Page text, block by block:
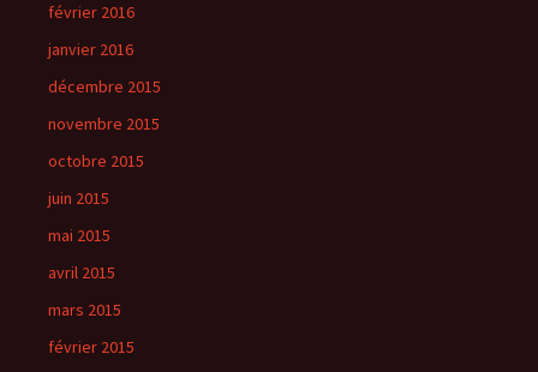
février 2016
janvier 2016
décembre 2015
novembre 2015
octobre 2015
juin 2015
mai 2015
avril 2015
mars 2015
février 2015